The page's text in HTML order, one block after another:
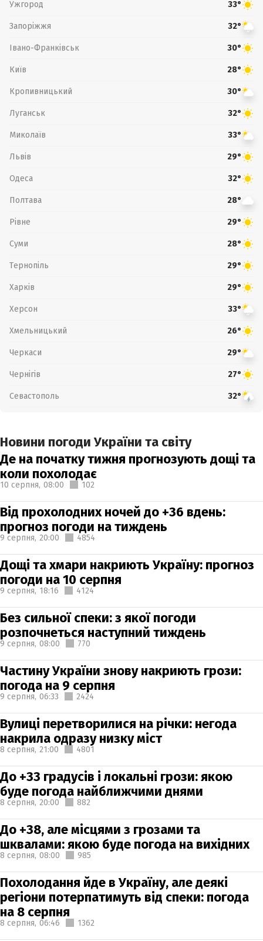
Ужгород 33°
Запоріжжя 32°
Івано-Франківськ 30°
Київ 28°
Кропивницький 30°
Луганськ 32°
Миколаїв 33°
Львів 29°
Одеса 32°
Полтава 28°
Рівне 29°
Суми 28°
Тернопіль 29°
Харків 29°
Херсон 33°
Хмельницький 26°
Черкаси 29°
Чернігів 27°
Севастополь 32°
Новини погоди України та світу
Де на початку тижня прогнозують дощі та
коли похолодає
10 серпня, 08:00 102
Від прохолодних ночей до +36 вдень:
прогноз погоди на тиждень
9 серпня, 20:00 4854
Дощі та хмари накриють Україну: прогноз
погоди на 10 серпня
9 серпня, 18:16 4124
Без сильної спеки: з якої погоди
розпочнеться наступний тиждень
9 серпня, 08:00 770
Частину України знову накриють грози:
погода на 9 серпня
9 серпня, 06:33 2424
Вулиці перетворилися на річки: негода
накрила одразу низку міст
8 серпня, 21:00 4801
До +33 градусів і локальні грози: якою
буде погода найближчими днями
8 серпня, 20:00 882
До +38, але місцями з грозами та
шквалами: якою буде погода на вихідних
8 серпня, 08:00 985
Похолодання йде в Україну, але деякі
регіони потерпатимуть від спеки: погода
на 8 серпня
8 серпня, 06:46 1362